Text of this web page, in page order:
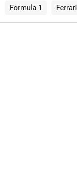
Formula 1 Ferrari